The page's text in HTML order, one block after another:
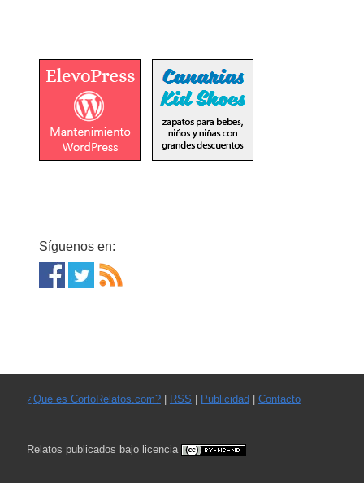
Síguenos en:
¿Qué es CortoRelatos.com?| RSS Publicidad Contacto
Relatos publicados bajo licencia